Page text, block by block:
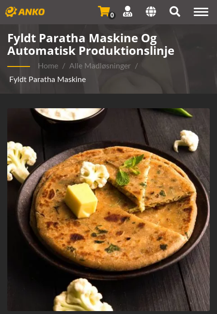
0
Fyldt Paratha Maskine Og
Automatisk Produktionslinje
Home / Alle Madløsninger /
Fyldt Paratha Maskine